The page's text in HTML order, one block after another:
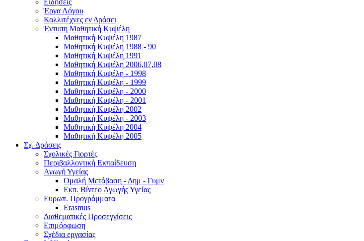
Ειδήσεις
Έργα Λόγου
Καλλιτέχνες εν Δράσει
Έντυπη Μαθητική Κυψέλη
Μαθητική Κυψέλη 1987
Μαθητική Κυψέλη 1988 - 90
Μαθητική Κυψέλη 1991
Μαθητική Κυψέλη 2006,07,08
Μαθητική Κυψέλη - 1998
Μαθητική Κυψέλη - 1999
Μαθητική Κυψέλη - 2000
Μαθητική Κυψέλη - 2001
Μαθητική Κυψέλη 2002
Μαθητική Κυψέλη - 2003
Μαθητική Κυψέλη 2004
Μαθητική Κυψέλη 2005
Σχ. Δράσεις
Σχολικές Γιορτές
Περιβαλλοντική Εκπαίδευση
Αγωγή Υγείας
Ομαλή Μετάβαση - Δημ - Γυμν
Εκπ. Βίντεο Αγωγής Υγείας
Ευρωπ. Προγράμματα
Erasmus
Διαθεματικές Προσεγγίσεις
Επιμόρφωση
Σχέδια εργασίας